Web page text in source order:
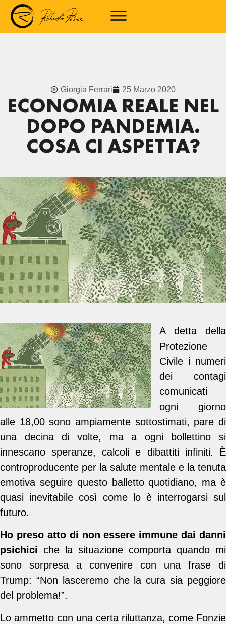
Giorgia Ferrari 25 Marzo 2020
ECONOMIA REALE NEL
DOPO PANDEMIA.
COSA CI ASPETTA?
A detta della
Protezione
Civile i numeri
dei contagi
comunicati
ogni giorno
alle 18,00 sono ampiamente sottostimati, pare di
una decina di volte, ma a ogni bollettino si
innescano speranze, calcoli e dibattiti infiniti. È
controproducente per la salute mentale e la tenuta
emotiva seguire questo balletto quotidiano, ma è
quasi inevitabile così come lo è interrogarsi sul
futuro.
Ho preso atto di non essere immune dai danni
psichici che la situazione comporta quando mi
sono sorpresa a convenire con una frase di
Trump: “Non lasceremo che la cura sia peggiore
del problema!”.
Lo ammetto con una certa riluttanza, come Fonzie